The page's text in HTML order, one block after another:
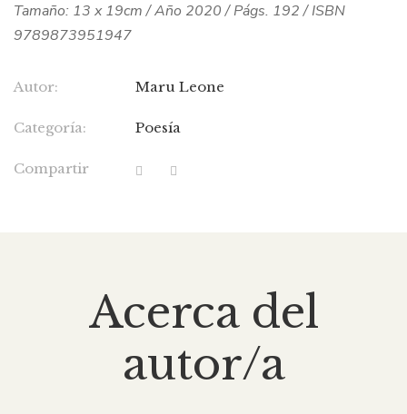
Tamaño: 13 x 19cm / Año 2020 / Págs. 192 / ISBN
9789873951947
Autor: Maru Leone
Categoría: Poesía
Compartir
Acerca del
autor/a